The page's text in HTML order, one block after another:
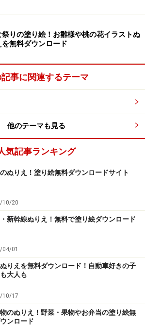
節の風物詩ぬりえ「春その1」から
りと動物のぬりえ３種類を無料ダウ
できます。兜を被った動物とこいの
ているぬりえのほか、こいのぼりが
ぬりえも用意されています。
べるこいのぼりのぬりえも ぬ
のぼりぬりえ「ぬりえランド こいの
のぼり ぬりえからは、切り取って遊
りえを無料ダウンロードすることが
り、矢車、吹き流しを画用紙などに
品に仕上げても楽しいでしょう。切
けを楽しめる素材も用意されていま
祭りの塗り絵！お雛様や桃の花イラストぬ
を無料ダウンロード
記事に関連するテーマ
他のテーマも見る
気記事ランキング
ぬりえ！塗り絵無料ダウンロードサイト
10/20
新幹線ぬりえ！無料で塗り絵ダウンロード
04/01
りえを無料ダウンロード！自動車好きの子
大人も
10/17
のぬりえ！野菜・果物やお弁当の塗り絵無
ンロード